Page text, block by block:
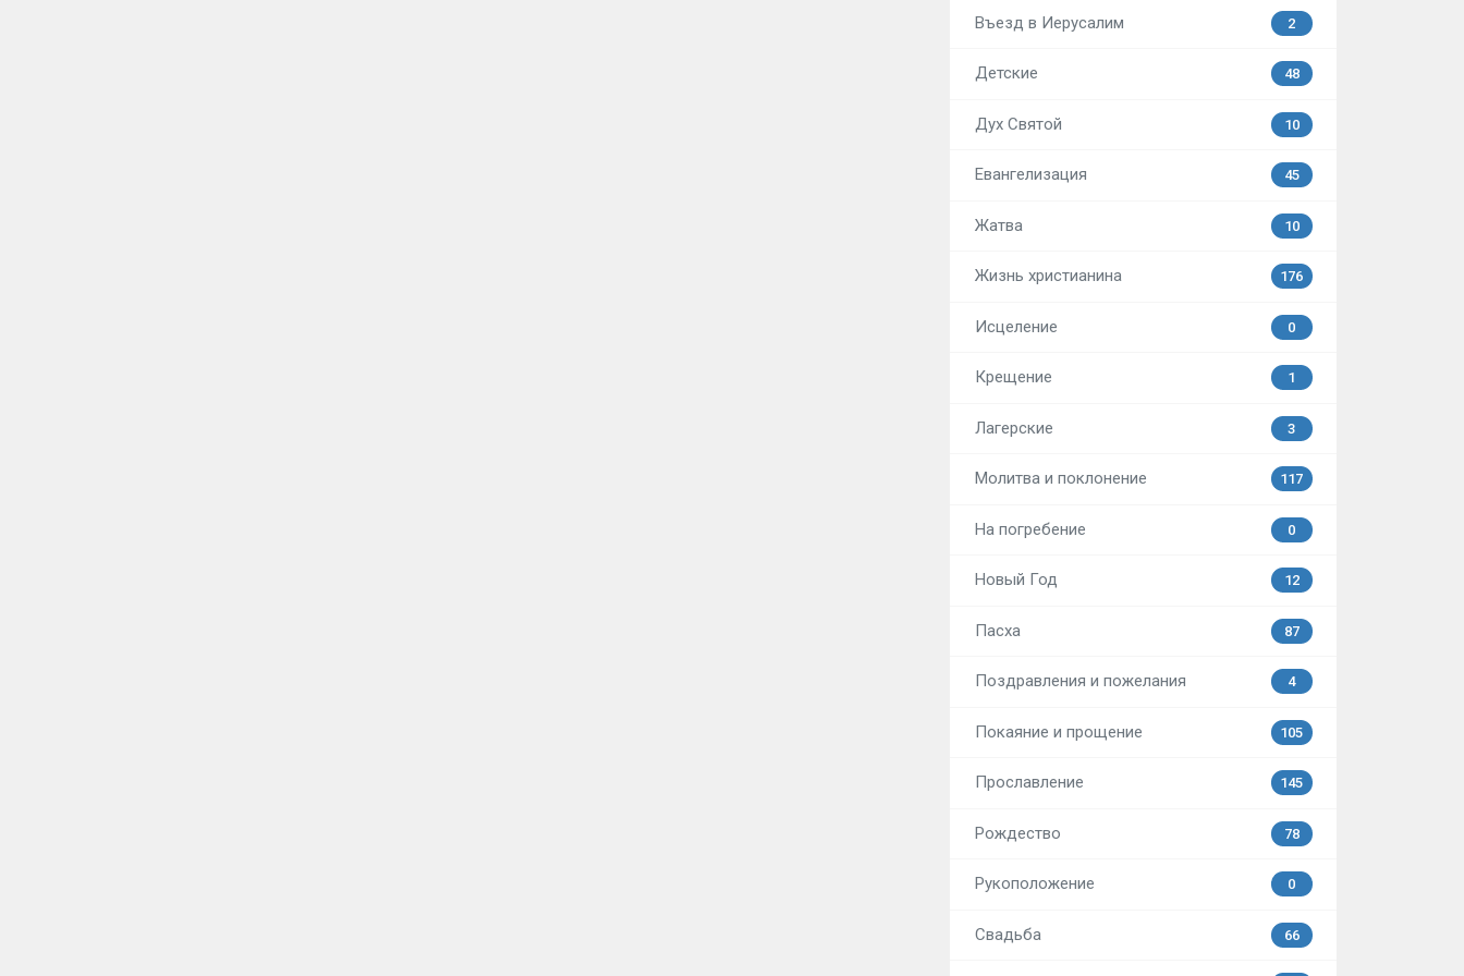
Въезд в Иерусалим 2
Детские 48
Дух Святой 10
Евангелизация 45
Жатва 10
Жизнь христианина 176
Исцеление 0
Крещение 1
Лагерские 3
Молитва и поклонение 117
На погребение 0
Новый Год 12
Пасха 87
Поздравления и пожелания 4
Покаяние и прощение 105
Прославление 145
Рождество 78
Рукоположение 0
Свадьба 66